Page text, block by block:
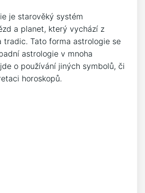
je starověký systém
a planet, který vychází z
tradic. Tato forma astrologie se
astrologie v mnoha
o používání jiných symbolů, či
horoskopů.